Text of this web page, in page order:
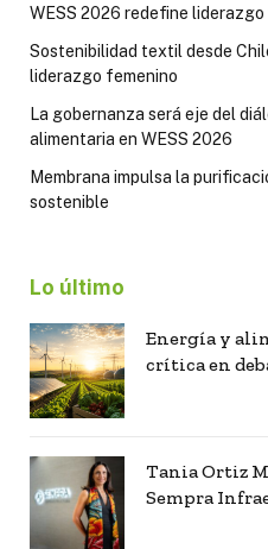
WESS 2026 redefine
Sostenibilidad textil desde
liderazgo femenino
La gobernanza será eje del
alimentaria en WESS 2026
Membrana impulsa la
sostenible
Lo último
Energía y
crítica en
Tania Ortiz
Sempra